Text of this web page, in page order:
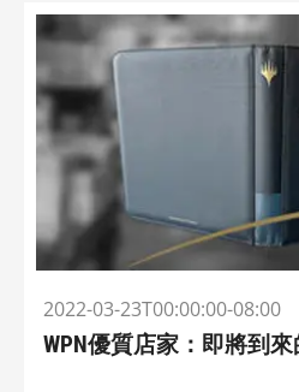
2022-03-23T00:00:00-08:00
WPN優質店家：即將到